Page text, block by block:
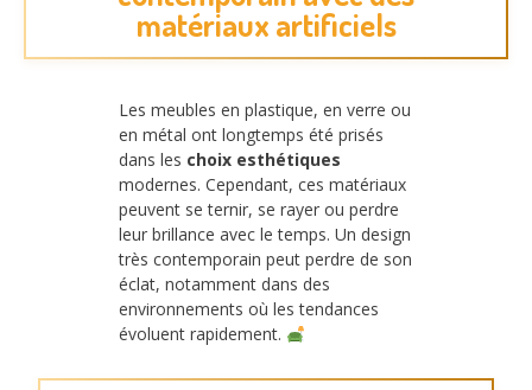
matériaux artificiels
Les meubles en plastique, en verre ou
en métal ont longtemps été prisés
dans les choix esthétiques
modernes. Cependant, ces matériaux
peuvent se ternir, se rayer ou perdre
leur brillance avec le temps. Un design
très contemporain peut perdre de son
éclat, notamment dans des
environnements où les tendances
évoluent rapidement.